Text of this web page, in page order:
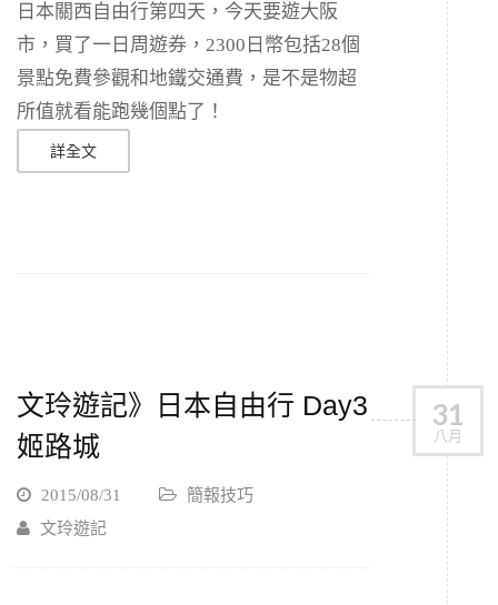
日本關西自由行第四天，今天要遊大阪
市，買了一日周遊券，2300日幣包括28個
景點免費參觀和地鐵交通費，是不是物超
所值就看能跑幾個點了！
詳全文
31
八月
文玲遊記》日本自由行 Day3
姬路城
2015/08/31
簡報技巧
文玲遊記